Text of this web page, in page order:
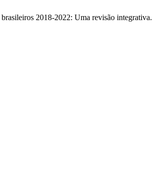
2018-2022: Uma revisão integrativa.